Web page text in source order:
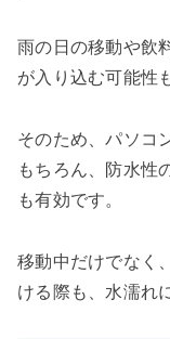
雨の日の移動や飲
が入り込む可能性
そのため、パソコ
もちろん、防水性
も有効です。
移動中だけでなく
ける際も、水濡れ